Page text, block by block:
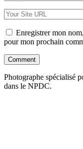
Enregistrer mon
pour mon prochain
Photographe spécialisé
dans le NPDC.